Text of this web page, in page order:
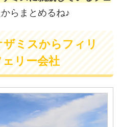
らまとめるね♪
ミスからフィリ
リー会社